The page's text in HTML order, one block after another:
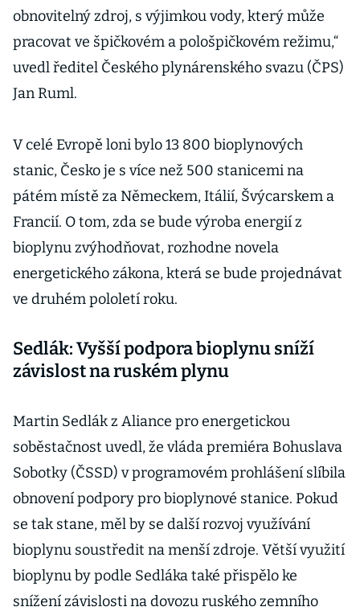
obnovitelný zdroj, s výjimkou vody, který může
pracovat ve špičkovém a pološpičkovém režimu,“
uvedl ředitel Českého plynárenského svazu (ČPS)
Jan Ruml.
V celé Evropě loni bylo 13 800 bioplynových
stanic, Česko je s více než 500 stanicemi na
pátém místě za Německem, Itálií, Švýcarskem a
Francií. O tom, zda se bude výroba energií z
bioplynu zvýhodňovat, rozhodne novela
energetického zákona, která se bude projednávat
ve druhém pololetí roku.
Sedlák: Vyšší podpora bioplynu sníží
závislost na ruském plynu
Martin Sedlák z Aliance pro energetickou
soběstačnost uvedl, že vláda premiéra Bohuslava
Sobotky (ČSSD) v programovém prohlášení slíbila
obnovení podpory pro bioplynové stanice. Pokud
se tak stane, měl by se další rozvoj využívání
bioplynu soustředit na menší zdroje. Větší využití
bioplynu by podle Sedláka také přispělo ke
snížení závislosti na dovozu ruského zemního